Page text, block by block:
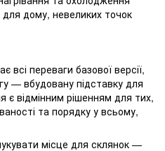
дому, невеликих точок
всі переваги базової версії,
— вбудовану підставку для
є відмінним рішенням для тих,
та порядку у всьому,
місце для склянок —